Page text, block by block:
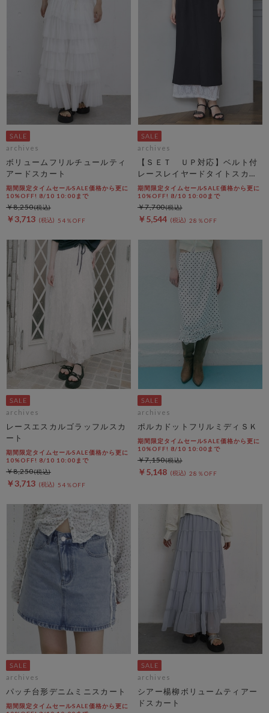
archives
ボリュームフリルチュールティ
アードスカート
期間限定タイムセールSALE価格から更に
10%OFF! 8/10 10:00まで
￥3,713 54％OFF
￥8,250
archives
【ＳＥＴ ＵＰ対応】ベルト付
レースレイヤードタイトスカー
ト
期間限定タイムセールSALE価格から更に
10%OFF! 8/10 10:00まで
￥5,544 28％OFF
￥7,700
archives
レースエスカルゴラッフルスカ
ート
期間限定タイムセールSALE価格から更に
10%OFF! 8/10 10:00まで
￥3,713 54％OFF
￥8,250
archives
ポルカドットフリルミディＳＫ
期間限定タイムセールSALE価格から更に
10%OFF! 8/10 10:00まで
￥5,148 28％OFF
￥7,150
archives
パッチ台形デニムミニスカート
期間限定タイムセールSALE価格から更に
archives
シアー楊柳ボリュームティアー
ドスカート